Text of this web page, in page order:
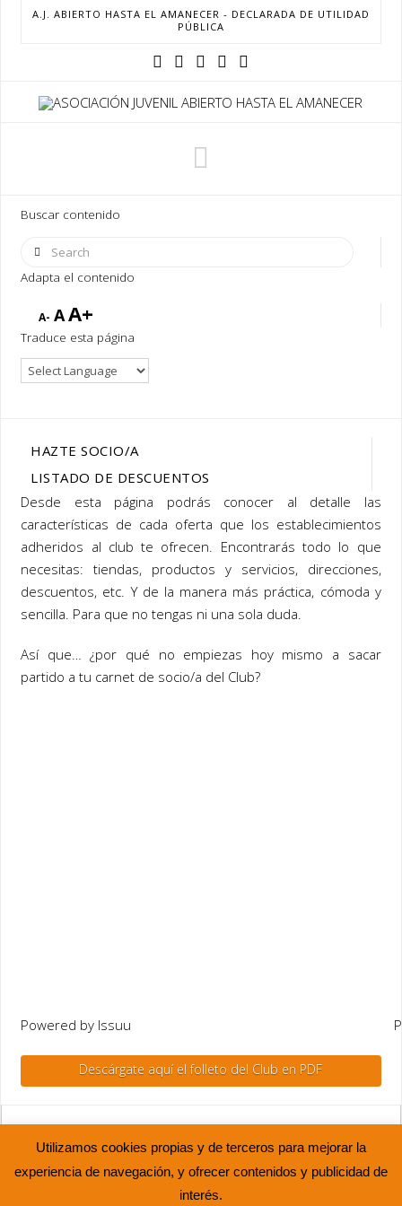
A.J. ABIERTO HASTA EL AMANECER - DECLARADA DE UTILIDAD
PÚBLICA
Buscar contenido
Search
Adapta el contenido
A- AA+
Traduce esta página
HAZTE SOCIO/A
LISTADO DE DESCUENTOS
Desde esta página podrás conocer al detalle las
características de cada oferta que los establecimientos
adheridos al club te ofrecen. Encontrarás todo lo que
necesitas: tiendas, productos y servicios, direcciones,
descuentos, etc. Y de la manera más práctica, cómoda y
sencilla. Para que no tengas ni una sola duda.
Así que… ¿por qué no empiezas hoy mismo a sacar
partido a tu carnet de socio/a del Club?
Powered by Issuu
Descárgate aquí el folleto del Club en PDF
PARTICIPACIÓN
LA ESCUELA VOLUNTARIADO
RRHH
AVISO LEGAL POLÍTICA DE PRIVACIDAD
Utilizamos cookies propias y de terceros para mejorar la
experiencia de navegación, y ofrecer contenidos y publicidad de
interés.